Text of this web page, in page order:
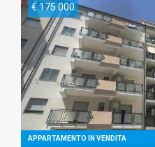
€ 175.000
APPARTAMENTO IN VENDITA